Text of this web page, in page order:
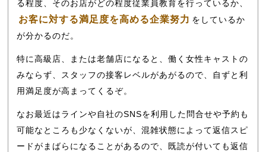
る程度、そのお店がどの程度従業員教育を行っているか、
お客に対する満足度を高める企業努力 をしているか
が分かるのだ。
特に高級店、または老舗店になると、働く女性キャストの
みならず、スタッフの接客レベルがあがるので、自ずと利
用満足度が高まってくるぞ。
なお最近はラインや自社のSNSを利用した問合せや予約も
可能なところも少なくないが、混雑状態によって返信スピ
ードがまばらになることがあるので、既読が付いても返信